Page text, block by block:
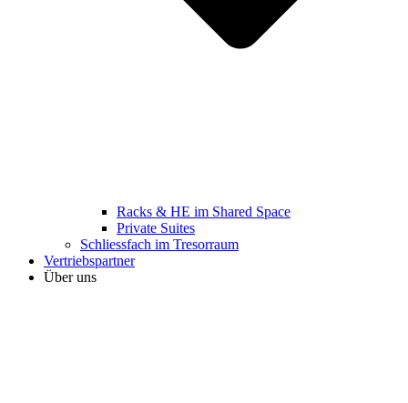
Racks & HE im Shared Space
Private Suites
Schliessfach im Tresorraum
Vertriebspartner
Über uns